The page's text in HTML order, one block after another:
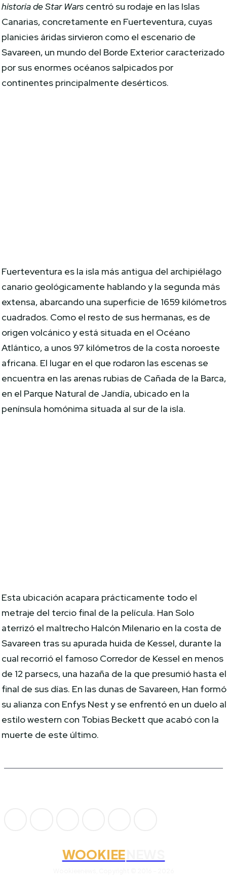
historia de Star Wars centró su rodaje en las Islas
Canarias, concretamente en Fuerteventura, cuyas
planicies áridas sirvieron como el escenario de
Savareen, un mundo del Borde Exterior caracterizado
por sus enormes océanos salpicados por
continentes principalmente desérticos.
Fuerteventura es la isla más antigua del archipiélago
canario geológicamente hablando y la segunda más
extensa, abarcando una superficie de 1659 kilómetros
cuadrados. Como el resto de sus hermanas, es de
origen volcánico y está situada en el Océano
Atlántico, a unos 97 kilómetros de la costa noroeste
africana. El lugar en el que rodaron las escenas se
encuentra en las arenas rubias de Cañada de la Barca,
en el Parque Natural de Jandía, ubicado en la
península homónima situada al sur de la isla.
Esta ubicación acapara prácticamente todo el
metraje del tercio final de la película. Han Solo
aterrizó el maltrecho Halcón Milenario en la costa de
Savareen tras su apurada huida de Kessel, durante la
cual recorrió el famoso Corredor de Kessel en menos
de 12 parsecs, una hazaña de la que presumió hasta el
final de sus días. En las dunas de Savareen, Han formó
su alianza con Enfys Nest y se enfrentó en un duelo al
estilo western con Tobias Beckett que acabó con la
muerte de este último.
WOOKIEE